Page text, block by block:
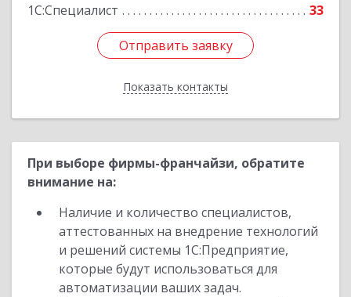
1С:Специалист
33
Отправить заявку
Показать контакты
Отправить заявку
Назад
При выборе фирмы-франчайзи, обратите
внимание на:
Наличие и количество специалистов,
аттестованных на внедрение технологий
и решений системы 1С:Предприятие,
которые будут использоваться для
автоматизации ваших задач.